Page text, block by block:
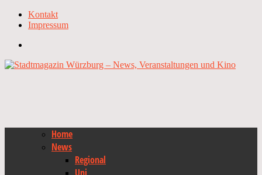
Kontakt
Impressum
Home
News
Regional